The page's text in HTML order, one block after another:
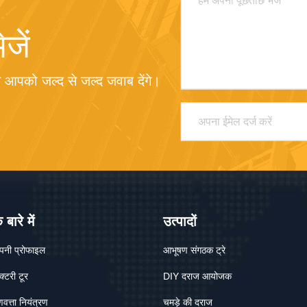
जल्द से जल्द जवाब देंगे।
बारे में
प्रोफाइल
टूर
नियंत्रण
उत्पादों
आभूषण संगठक ट्रे
DIY दराज आयोजक
चमड़े की दराज